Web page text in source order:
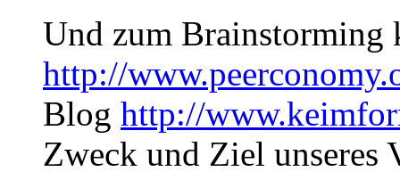
Und zum Brainstorming
http://
Blog http://
Zweck und Ziel unseres